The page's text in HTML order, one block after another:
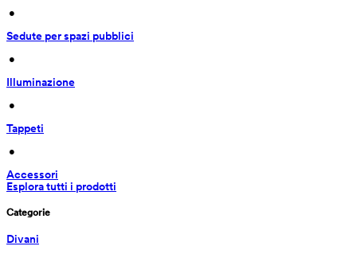
•
Sedute per spazi pubblici
•
Illuminazione
•
Tappeti
•
Accessori
Esplora tutti i prodotti
Categorie
Divani